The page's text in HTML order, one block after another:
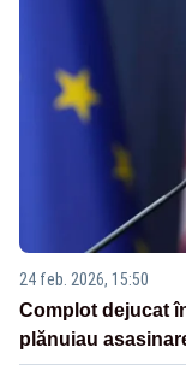
24 feb. 2026, 15:50
Complot dejucat
plănuiau